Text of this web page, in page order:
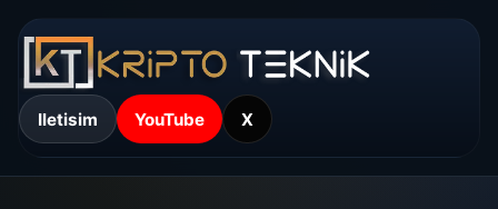
Iletisim YouTube X